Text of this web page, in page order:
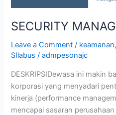
SECURITY
Leave a Comment / keamanan,
SIlabus /admpesonajc
DESKRIPSIDewasa ini makin
korporasi yang menyadari
kinerja (performance
mencapai sasaran